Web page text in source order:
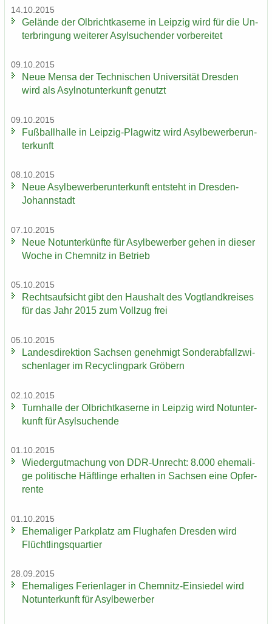
14.10.2015
Ge­län­de der Ol­bricht­ka­ser­ne in Leip­zig wird für die Un­
ter­brin­gung wei­te­rer Asyl­su­chen­der vor­be­rei­tet
09.10.2015
Neue Mensa der Tech­ni­schen Uni­ver­si­tät Dres­den
wird als Asyl­not­un­ter­kunft ge­nutzt
09.10.2015
Fuß­ball­hal­le in Leipzig-​Plagwitz wird Asyl­be­wer­ber­un­
ter­kunft
08.10.2015
Neue Asyl­be­wer­ber­un­ter­kunft ent­steht in Dresden-​
Johannstadt
07.10.2015
Neue Not­un­ter­künf­te für Asyl­be­wer­ber gehen in die­ser
Woche in Chem­nitz in Be­trieb
05.10.2015
Rechts­auf­sicht gibt den Haus­halt des Vogt­land­krei­ses
für das Jahr 2015 zum Voll­zug frei
05.10.2015
Lan­des­di­rek­ti­on Sach­sen ge­neh­migt Son­der­ab­fall­zwi­
schen­la­ger im Re­cy­cling­park Grö­bern
02.10.2015
Turn­hal­le der Ol­bricht­ka­ser­ne in Leip­zig wird Not­un­ter­
kunft für Asyl­su­chen­de
01.10.2015
Wie­der­gut­ma­chung von DDR-​Unrecht: 8.000 ehe­ma­li­
ge po­li­ti­sche Häft­lin­ge er­hal­ten in Sach­sen eine Op­fer­
ren­te
01.10.2015
Ehe­ma­li­ger Park­platz am Flug­ha­fen Dres­den wird
Flücht­lings­quar­tier
28.09.2015
Ehe­ma­li­ges Fe­ri­en­la­ger in Chemnitz-​Einsiedel wird
Not­un­ter­kunft für Asyl­be­wer­ber